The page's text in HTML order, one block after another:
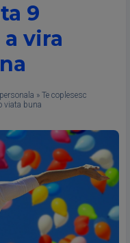
9
vira
» Te coplesesc
viata buna